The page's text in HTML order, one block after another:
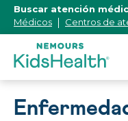
[Skip
Content]
Buscar atención
Médicos
Centros de